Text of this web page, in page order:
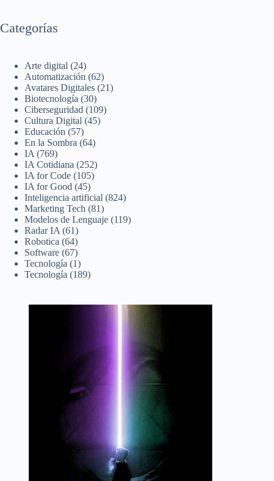
Categorías
Arte digital (24)
Automatización (62)
Avatares Digitales (21)
Biotecnología (30)
Ciberseguridad (109)
Cultura Digital (45)
Educación (57)
En la Sombra (64)
IA (769)
IA Cotidiana (252)
IA for Code (105)
IA for Good (45)
Inteligencia artificial (824)
Marketing Tech (81)
Modelos de Lenguaje (119)
Radar IA (61)
Robotica (64)
Software (67)
Tecnología (1)
Tecnología (189)